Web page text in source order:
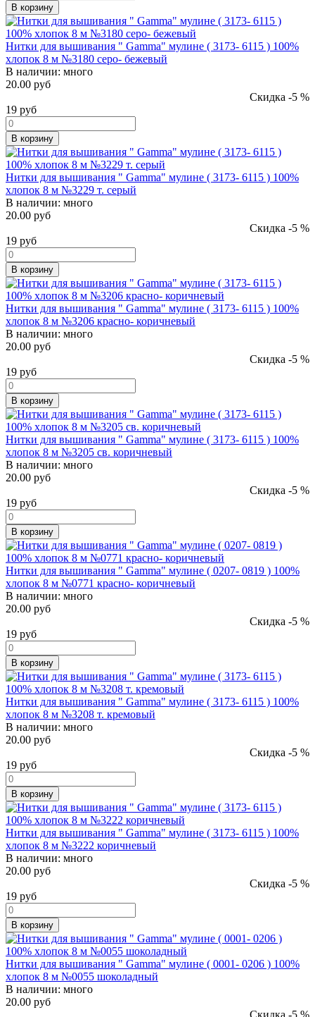
В корзину
Нитки для вышивания " Gamma" мулине ( 3173- 6115 ) 100%
хлопок 8 м №3180 серо- бежевый
В наличии: много
20.00 руб
Скидка -5 %
19 руб
В корзину
Нитки для вышивания " Gamma" мулине ( 3173- 6115 ) 100%
хлопок 8 м №3229 т. серый
В наличии: много
20.00 руб
Скидка -5 %
19 руб
В корзину
Нитки для вышивания " Gamma" мулине ( 3173- 6115 ) 100%
хлопок 8 м №3206 красно- коричневый
В наличии: много
20.00 руб
Скидка -5 %
19 руб
В корзину
Нитки для вышивания " Gamma" мулине ( 3173- 6115 ) 100%
хлопок 8 м №3205 св. коричневый
В наличии: много
20.00 руб
Скидка -5 %
19 руб
В корзину
Нитки для вышивания " Gamma" мулине ( 0207- 0819 ) 100%
хлопок 8 м №0771 красно- коричневый
В наличии: много
20.00 руб
Скидка -5 %
19 руб
В корзину
Нитки для вышивания " Gamma" мулине ( 3173- 6115 ) 100%
хлопок 8 м №3208 т. кремовый
В наличии: много
20.00 руб
Скидка -5 %
19 руб
В корзину
Нитки для вышивания " Gamma" мулине ( 3173- 6115 ) 100%
хлопок 8 м №3222 коричневый
В наличии: много
20.00 руб
Скидка -5 %
19 руб
В корзину
Нитки для вышивания " Gamma" мулине ( 0001- 0206 ) 100%
хлопок 8 м №0055 шоколадный
В наличии: много
20.00 руб
Скидка -5 %